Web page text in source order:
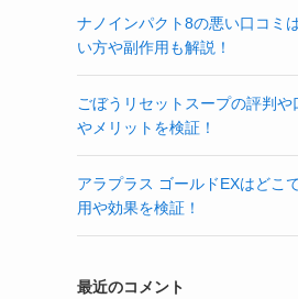
ナノインパクト8の悪い口コミ
い方や副作用も解説！
ごぼうリセットスープの評判
やメリットを検証！
アラプラス ゴールドEXはどこ
用や効果を検証！
最近のコメント